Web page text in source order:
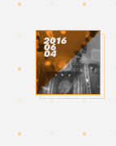
2016
06
04